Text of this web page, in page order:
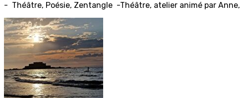
- Théâtre, Poésie, Zentangle -Théâtre, atelier animé par Anne,